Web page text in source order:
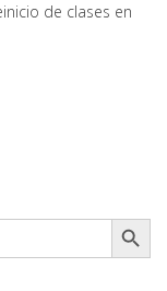
de clases en
Botón de